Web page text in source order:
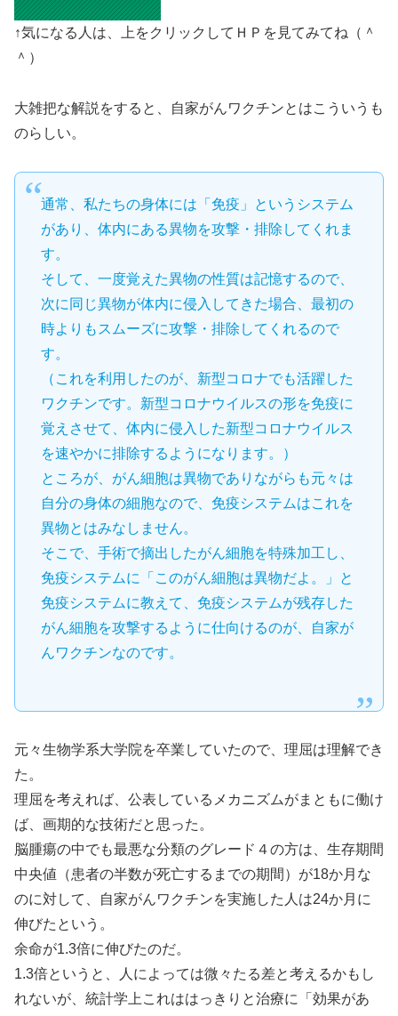
↑気になる人は、上をクリックしてＨＰを見てみてね（＾
＾）
大雑把な解説をすると、自家がんワクチンとはこういうも
のらしい。
通常、私たちの身体には「免疫」というシステム
があり、体内にある異物を攻撃・排除してくれま
す。
そして、一度覚えた異物の性質は記憶するので、
次に同じ異物が体内に侵入してきた場合、最初の
時よりもスムーズに攻撃・排除してくれるので
す。
（これを利用したのが、新型コロナでも活躍した
ワクチンです。新型コロナウイルスの形を免疫に
覚えさせて、体内に侵入した新型コロナウイルス
を速やかに排除するようになります。）
ところが、がん細胞は異物でありながらも元々は
自分の身体の細胞なので、免疫システムはこれを
異物とはみなしません。
そこで、手術で摘出したがん細胞を特殊加工し、
免疫システムに「このがん細胞は異物だよ。」と
免疫システムに教えて、免疫システムが残存した
がん細胞を攻撃するように仕向けるのが、自家が
んワクチンなのです。
元々生物学系大学院を卒業していたので、理屈は理解でき
た。
理屈を考えれば、公表しているメカニズムがまともに働け
ば、画期的な技術だと思った。
脳腫瘍の中でも最悪な分類のグレード４の方は、生存期間
中央値（患者の半数が死亡するまでの期間）が18か月な
のに対して、自家がんワクチンを実施した人は24か月に
伸びたという。
余命が1.3倍に伸びたのだ。
1.3倍というと、人によっては微々たる差と考えるかもし
れないが、統計学上これははっきりと治療に「効果があ